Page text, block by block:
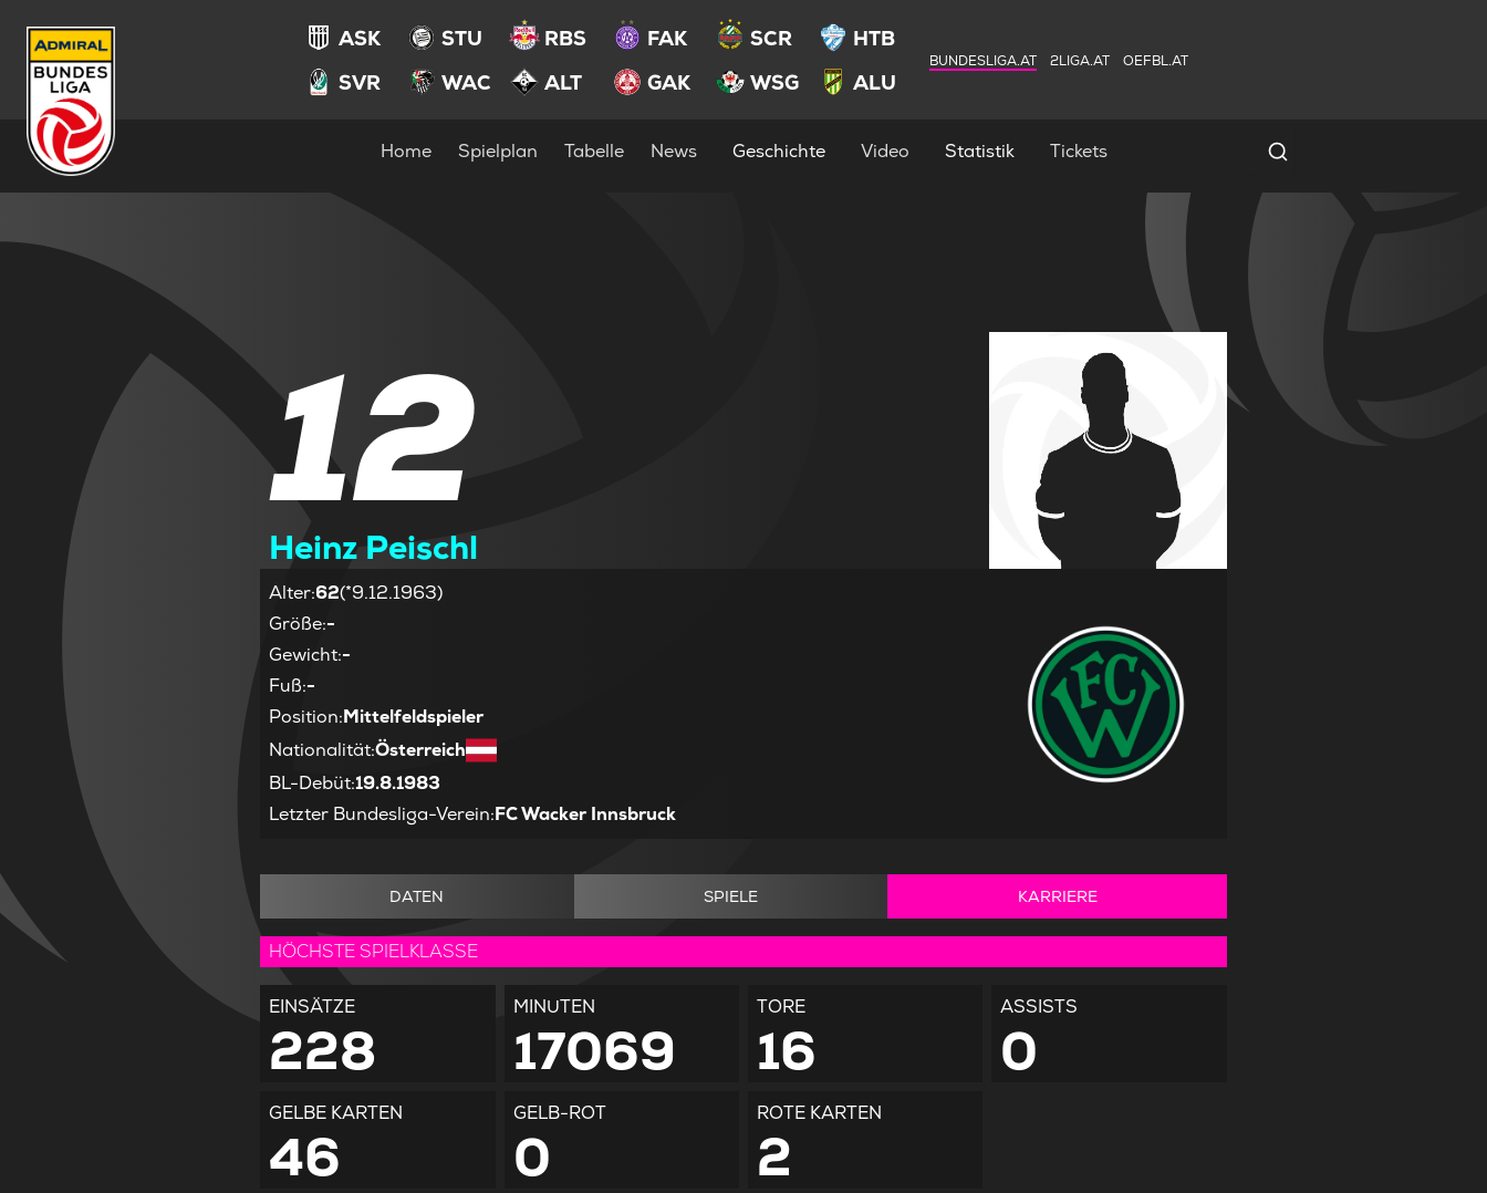
ASK STU RBS FAK SCR
HTB
SVR
WAC ALT GAK WSG ALU
BUNDESLIGA.AT 2LIGA.AT OEFBL.AT
Home Spielplan Tabelle News Geschichte Video Statistik Tickets Spielersuche
12
Heinz Peischl
Alter:62(*9.12.1963)
Größe:-
Gewicht:-
Fuß:-
Position:Mittelfeldspieler
Nationalität:Österreich
BL-Debüt:19.8.1983
Letzter Bundesliga-Verein:FC Wacker Innsbruck
DATEN SPIELE KARRIERE
HÖCHSTE SPIELKLASSE
EINSÄTZE
228
MINUTEN
17069
TORE
16
ASSISTS
0
GELBE KARTEN
46
GELB-ROT
0
ROTE KARTEN
2